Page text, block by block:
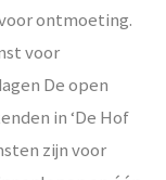
ontmoeting.
voor
De open
in ‘De Hof
zijn voor